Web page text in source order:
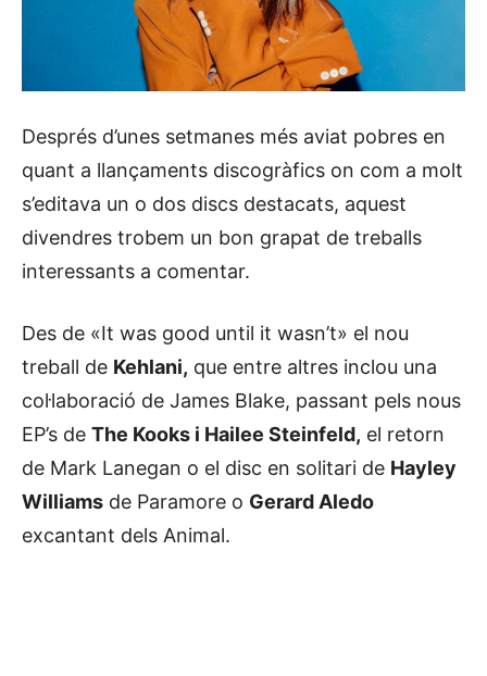
Després d’unes setmanes més aviat pobres en
quant a llançaments discogràfics on com a molt
s’editava un o dos discs destacats, aquest
divendres trobem un bon grapat de treballs
interessants a comentar.
Des de «It was good until it wasn’t» el nou
treball de Kehlani, que entre altres inclou una
col·laboració de James Blake, passant pels nous
EP’s de The Kooks i Hailee Steinfeld, el retorn
de Mark Lanegan o el disc en solitari de Hayley
Williams de Paramore o Gerard Aledo
excantant dels Animal.